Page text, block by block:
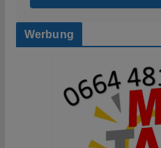
Werbung